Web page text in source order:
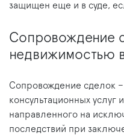
защищен еще и в суде,
Сопровождение
недвижимостью
Сопровождение сделок –
консультационных услуг
направленного на
последствий при